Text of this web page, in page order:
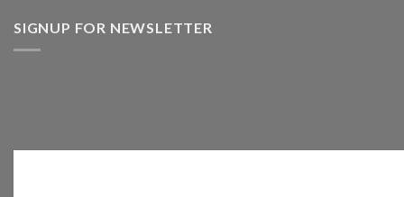
SIGNUP FOR NEWSLETTER